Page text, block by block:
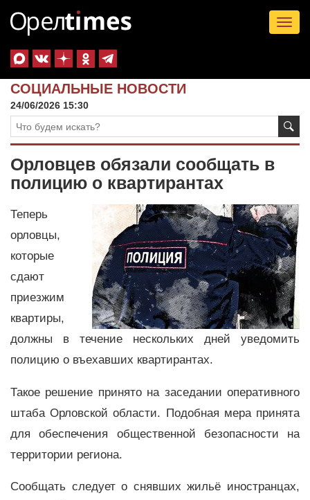
СОЦИАЛЬНЫЕ НОВОСТИ
24/06/2026 15:30
Орловцев обязали сообщать в
полицию о квартирантах
Теперь
орловцы,
которые
сдают
приезжим
квартиры,
должны в течение нескольких дней уведомить
полицию о въехавших квартирантах.
Такое решение принято на заседании оперативного
штаба Орловской области. Подобная мера принята
для обеспечения общественной безопасности на
территории региона.
Сообщать следует о снявших жильё иностранцах,